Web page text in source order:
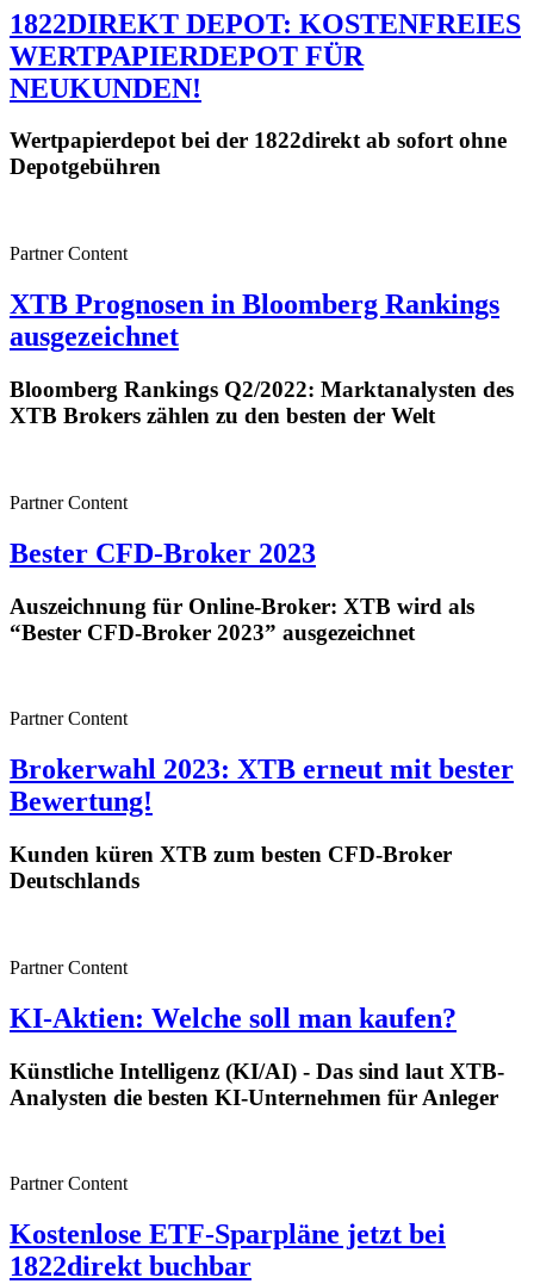
1822DIREKT DEPOT: KOSTENFREIES
WERTPAPIERDEPOT FÜR
NEUKUNDEN!
Wertpapierdepot bei der 1822direkt ab sofort ohne
Depotgebühren
Partner Content
XTB Prognosen in Bloomberg Rankings
ausgezeichnet
Bloomberg Rankings Q2/2022: Marktanalysten des
XTB Brokers zählen zu den besten der Welt
Partner Content
Bester CFD-Broker 2023
Auszeichnung für Online-Broker: XTB wird als
“Bester CFD-Broker 2023” ausgezeichnet
Partner Content
Brokerwahl 2023: XTB erneut mit bester
Bewertung!
Kunden küren XTB zum besten CFD-Broker
Deutschlands
Partner Content
KI-Aktien: Welche soll man kaufen?
Künstliche Intelligenz (KI/AI) - Das sind laut XTB-
Analysten die besten KI-Unternehmen für Anleger
Partner Content
Kostenlose ETF-Sparpläne jetzt bei
1822direkt buchbar